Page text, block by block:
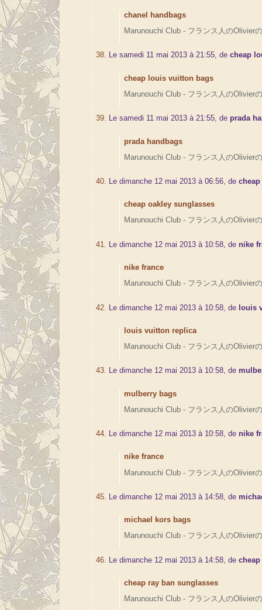
chanel handbags
Marunouchi Club - フランス人のOlivier
38. Le samedi 11 mai 2013 à 21:55, decheap
cheap louis vuitton bags
Marunouchi Club - フランス人のOlivier
39. Le samedi 11 mai 2013 à 21:55, deprada
prada handbags
Marunouchi Club - フランス人のOlivier
40. Le dimanche 12 mai 2013 à 06:56, de
cheap oakley sunglasses
Marunouchi Club - フランス人のOlivier
41. Le dimanche 12 mai 2013 à 10:58, denike
nike france
Marunouchi Club - フランス人のOlivier
42. Le dimanche 12 mai 2013 à 10:58, de louis
louis vuitton replica
Marunouchi Club - フランス人のOlivier
43. Le dimanche 12 mai 2013 à 10:58, de
mulberry bags
Marunouchi Club - フランス人のOlivier
44. Le dimanche 12 mai 2013 à 10:58, denike
nike france
Marunouchi Club - フランス人のOlivier
45. Le dimanche 12 mai 2013 à 14:58, de
michael kors bags
Marunouchi Club - フランス人のOlivier
46. Le dimanche 12 mai 2013 à 14:58, de
cheap ray ban sunglasses
Marunouchi Club - フランス人のOlivier